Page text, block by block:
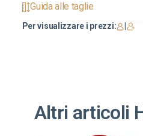
Guida alle taglie
Per visualizzare i prezzi:
Altri articoli